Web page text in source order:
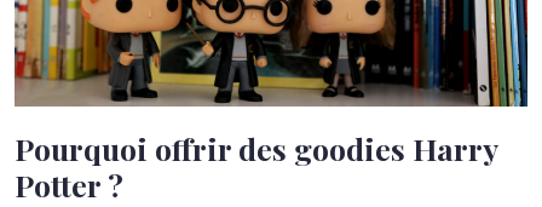
Pourquoi offrir des goodies Harry
Potter ?